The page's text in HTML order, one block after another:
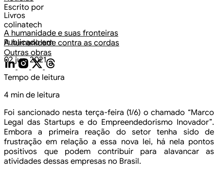
Livros
A humanidade e suas fronteiras
A humanidade contra as cordas
Outras obras
Escrito por
colinatech
Publicado em
02 jun. 2021
Tempo de leitura
4 min de leitura
Foi sancionado nesta terça-feira (1/6) o chamado “Marco
Legal das Startups e do Empreendedorismo Inovador”.
Embora a primeira reação do setor tenha sido de
frustração em relação a essa nova lei, há nela pontos
positivos que podem contribuir para alavancar as
atividades dessas empresas no Brasil.